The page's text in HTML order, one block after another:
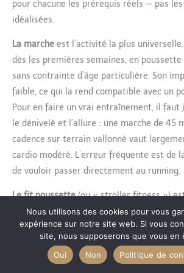
pour chacune les prérequis réels — pas
idéalisées.
La marche est l’activité la plus
dès les premières semaines, en
sans contrainte d’âge particulière. Son
faible, ce qui la rend compatible avec un
Pour en faire un vrai entraînement, il faut
le dénivelé et l’allure : une marche de 45
cadence sur terrain vallonné vaut
cardio modéré. L’erreur fréquente est de
de vouloir passer directement au running.
Le fit poussette(ou « stroller fitness »)
cours collectif qui utilise la poussette
renforcement musculaire — appuis,
déplacements. Ces cours se déroulent
en parc ou en salle. Ils sont accessibles
Nous utilisons des cookies pour vous
expérience sur notre site web. Si vous
site, nous supposerons que vous en
Oui
Non Politique de